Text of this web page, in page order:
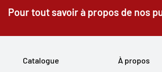
Pour tout savoir à propos de nos
Catalogue
À propos